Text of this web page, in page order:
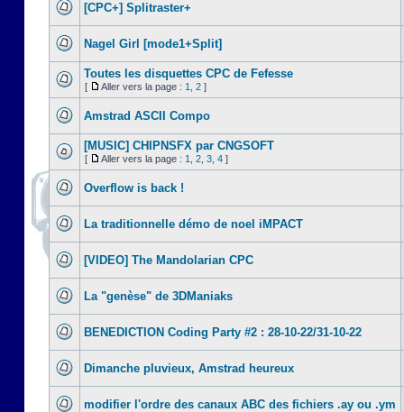
[CPC+] Splitraster+
Nagel Girl [mode1+Split]
Toutes les disquettes CPC de Fefesse
[ Aller vers la page : 1 2 ]
Amstrad ASCII Compo
[MUSIC] CHIPNSFX par CNGSOFT
[ Aller vers la page : 1 2 3 4 ]
Overflow is back !
La traditionnelle démo de noel iMPACT
[VIDEO] The Mandolarian CPC
La "genèse" de 3DManiaks
BENEDICTION Coding Party #2 : 28-10-22/31-10-22
Dimanche pluvieux, Amstrad heureux
modifier l'ordre des canaux ABC des fichiers .ay ou .ym